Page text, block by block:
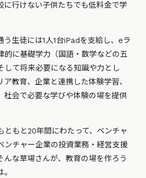
に行けない子供たちでも低料金で学
う生徒には1人1台iPadを支給し、eラ
的に基礎学力（国語・数学などの五
して将来必要になる知識や力とし
教育、企業と連携した体験学習、
社会で必要な学びや体験の場を提供
ともと20年間にわたって、ベンチャ
ンチャー企業の投資業務・経営支援
んな草場さんが、教育の場を作ろう